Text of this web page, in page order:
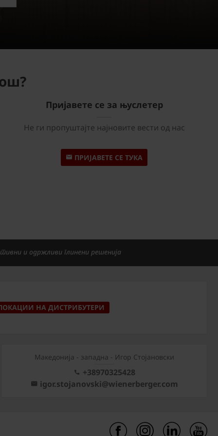
Пријавете се за њуслетер
Не ги пропуштајте најновите вести од нас
ПРИЈАВЕТЕ СЕ ТУКА
и одржливи глинени решенија
НА ДИСТРИБУТЕРИ
Mакедонија - западна - Игор Стојановски
+38970325428
igor.stojanovski@wienerberger.com